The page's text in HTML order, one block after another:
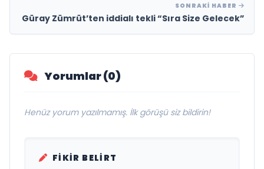
SONRAKI HABER
Güray Zümrüt’ten iddialı tekli “Sıra Size Gelecek”
Yorumlar (0)
Henüz yorum yazılmamış. İlk görüşü siz bildirin!
FIKIR BELIRT